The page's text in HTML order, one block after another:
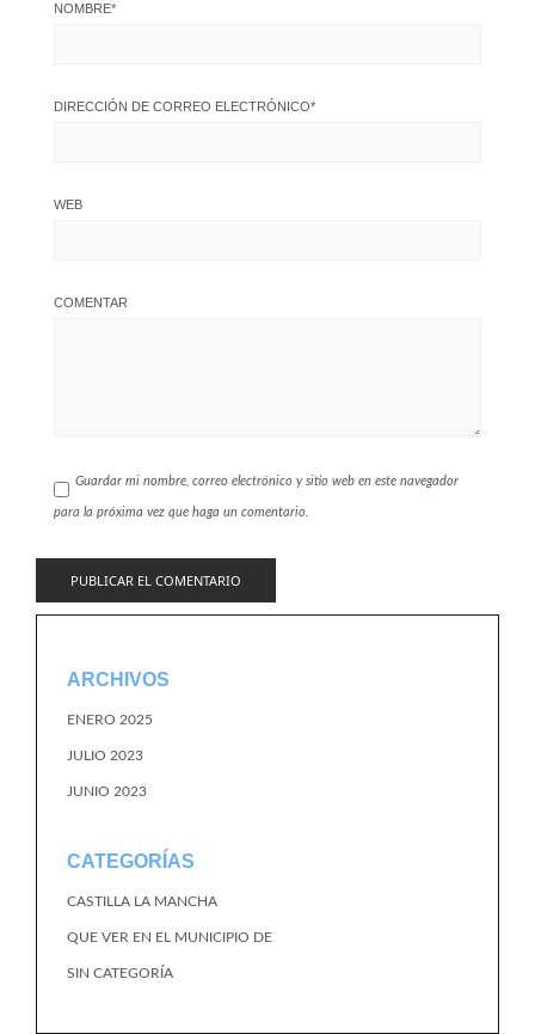
NOMBRE*
DIRECCIÓN DE CORREO ELECTRÓNICO*
WEB
COMENTAR
Guardar mi nombre, correo electrónico y sitio web en este navegador
para la próxima vez que haga un comentario.
ARCHIVOS
ENERO 2025
JULIO 2023
JUNIO 2023
CATEGORÍAS
CASTILLA LA MANCHA
QUE VER EN EL MUNICIPIO DE
SIN CATEGORÍA